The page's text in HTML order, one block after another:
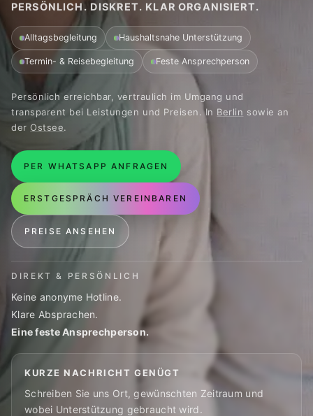
PERSÖNLICH. DISKRET. KLAR ORGANISIERT.
Alltagsbegleitung Haushaltsnahe Unterstützung
Termin- & Reisebegleitung Feste Ansprechperson
Persönlich erreichbar, vertraulich im Umgang und
transparent bei Leistungen und Preisen. In Berlin sowie an
derOstsee.
PER WHATSAPP ANFRAGEN
ERSTGESPRÄCH VEREINBAREN
PREISE ANSEHEN
DIREKT & PERSÖNLICH
Keine anonyme Hotline.
Klare Absprachen.
Eine feste Ansprechperson.
KURZE NACHRICHT GENÜGT
Schreiben Sie uns Ort, gewünschten Zeitraum und
wobei Unterstützung gebraucht wird.